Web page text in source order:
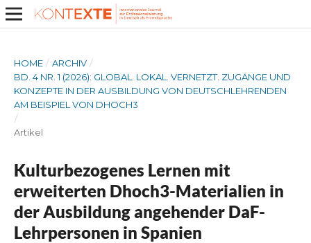
HOME / ARCHIV /
BD. 4 NR. 1 (2026): GLOBAL. LOKAL. VERNETZT. ZUGÄNGE UND
KONZEPTE IN DER AUSBILDUNG VON DEUTSCHLEHRENDEN
AM BEISPIEL VON DHOCH3
/
Artikel
Kulturbezogenes Lernen mit
erweiterten Dhoch3-Materialien in
der Ausbildung angehender DaF-
Lehrpersonen in Spanien